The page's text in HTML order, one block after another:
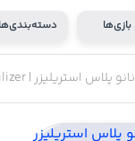
بازی‌ها دسته‌بندی‌ها
نانو پلاس استریلیزر | NANO+Sterilizer